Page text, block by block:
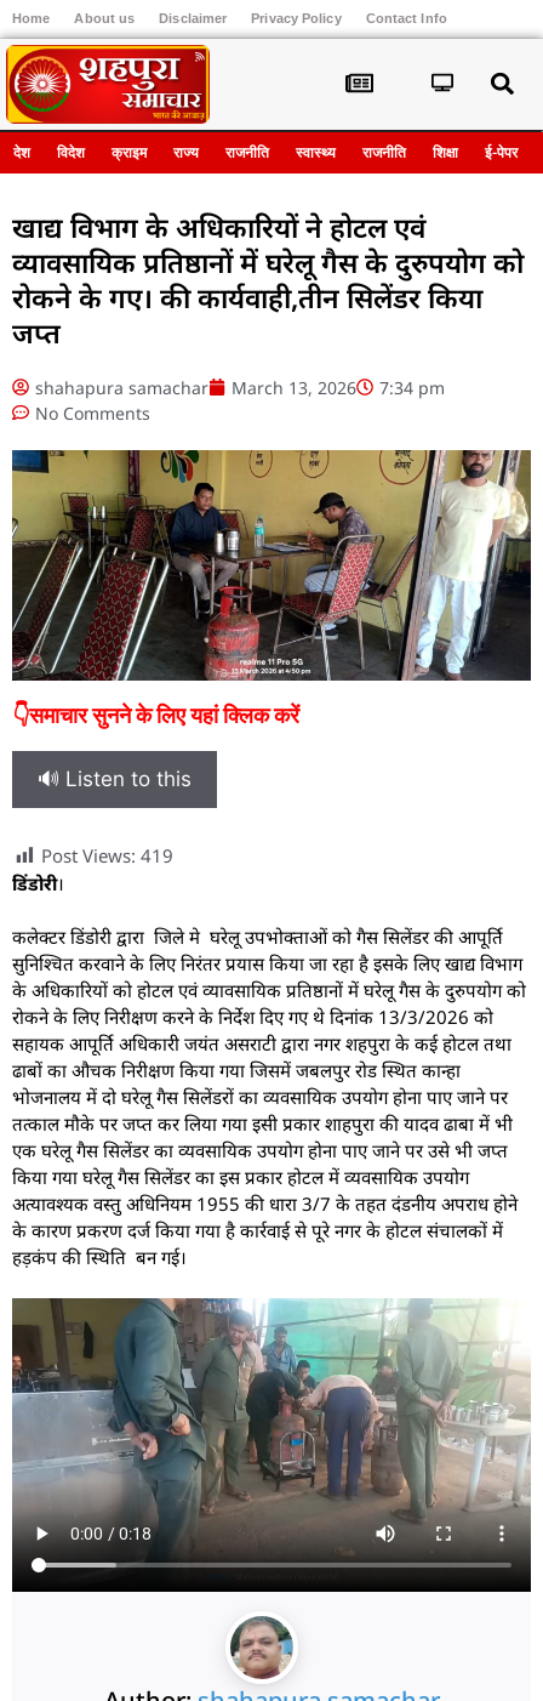
Home About us Disclaimer Privacy Policy Contact Info
देश विदेश क्राइम राज्य राजनीति स्वास्थ्य राजनीति शिक्षा ई-पेपर
खाद्य विभाग के अधिकारियों ने होटल एवं
व्यावसायिक प्रतिष्ठानों में घरेलू गैस के दुरुपयोग को
रोकने के गए। की कार्यवाही,तीन सिलेंडर किया
जप्त
shahapura samachar March 13, 2026
7:34 pm
No Comments
👇समाचार सुनने के लिए यहां क्लिक करें
🔊 Listen to this
Post Views: 419
डिंडोरी।
कलेक्टर डिंडोरी द्वारा जिले मे घरेलू उपभोक्ताओं को गैस सिलेंडर की आपूर्ति
सुनिश्चित करवाने के लिए निरंतर प्रयास किया जा रहा है इसके लिए खाद्य विभाग
के अधिकारियों को होटल एवं व्यावसायिक प्रतिष्ठानों में घरेलू गैस के दुरुपयोग को
रोकने के लिए निरीक्षण करने के निर्देश दिए गए थे दिनांक 13/3/2026 को
सहायक आपूर्ति अधिकारी जयंत असराटी द्वारा नगर शहपुरा के कई होटल तथा
ढाबों का औचक निरीक्षण किया गया जिसमें जबलपुर रोड स्थित कान्हा
भोजनालय में दो घरेलू गैस सिलेंडरों का व्यवसायिक उपयोग होना पाए जाने पर
तत्काल मौके पर जप्त कर लिया गया इसी प्रकार शाहपुरा की यादव ढाबा में भी
एक घरेलू गैस सिलेंडर का व्यवसायिक उपयोग होना पाए जाने पर उसे भी जप्त
किया गया घरेलू गैस सिलेंडर का इस प्रकार होटल में व्यवसायिक उपयोग
अत्यावश्यक वस्तु अधिनियम 1955 की धारा 3/7 के तहत दंडनीय अपराध होने
के कारण प्रकरण दर्ज किया गया है कार्रवाई से पूरे नगर के होटल संचालकों में
हड़कंप की स्थिति बन गई।